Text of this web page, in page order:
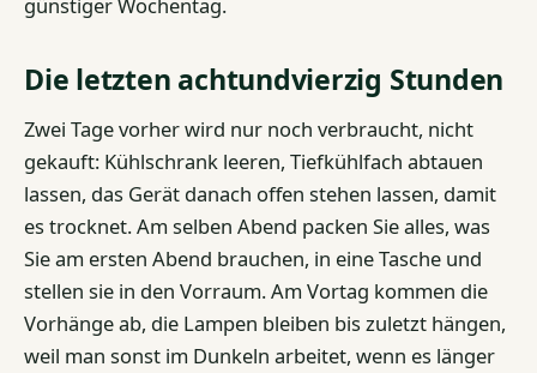
Die letzten achtundvierzig Stunden
Zwei Tage vorher wird nur noch verbraucht, nicht
gekauft: Kühlschrank leeren, Tiefkühlfach abtauen
lassen, das Gerät danach offen stehen lassen, damit
es trocknet. Am selben Abend packen Sie alles, was
Sie am ersten Abend brauchen, in eine Tasche und
stellen sie in den Vorraum. Am Vortag kommen die
Vorhänge ab, die Lampen bleiben bis zuletzt hängen,
weil man sonst im Dunkeln arbeitet, wenn es länger